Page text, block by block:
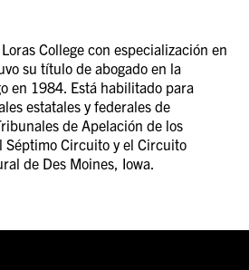
College con especialización en
su título de abogado en la
en 1984. Está habilitado para
estatales y federales de
de Apelación de los
Séptimo Circuito y el Circuito
de Des Moines, Iowa.